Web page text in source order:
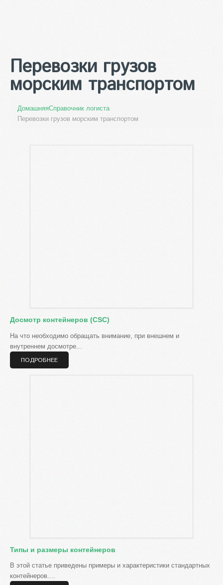
Перевозки грузов
морским транспортом
ДомашняяСправочник логиста
Перевозки грузов морским транспортом
Досмотр контейнеров (CSC)
На что необходимо обращать внимание, при внешнем и
внутреннем досмотре...
ПОДРОБНЕЕ
Типы и размеры контейнеров
В этой статье приведены примеры и характеристики стандартных
контейнеров....